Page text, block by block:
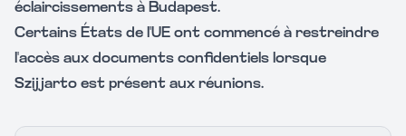
éclaircissements à Budapest.
Certains États de l'UE ont commencé à restreindre
l'accès aux documents confidentiels lorsque
Szijjarto est présent aux réunions.